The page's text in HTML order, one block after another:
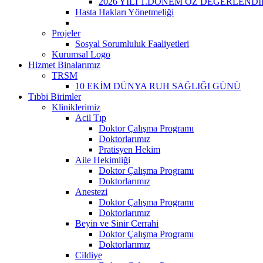
Hasta Hakları Yönetmeliği
Projeler
Sosyal Sorumluluk Faaliyetleri
Kurumsal Logo
Hizmet Binalarımız
TRSM
10 EKİM DÜNYA RUH SAĞLIĞI GÜNÜ
Tıbbi Birimler
Kliniklerimiz
Acil Tıp
Doktor Çalışma Programı
Doktorlarımız
Pratisyen Hekim
Aile Hekimliği
Doktor Çalışma Programı
Doktorlarımız
Anestezi
Doktor Çalışma Programı
Doktorlarımız
Beyin ve Sinir Cerrahi
Doktor Çalışma Programı
Doktorlarımız
Cildiye